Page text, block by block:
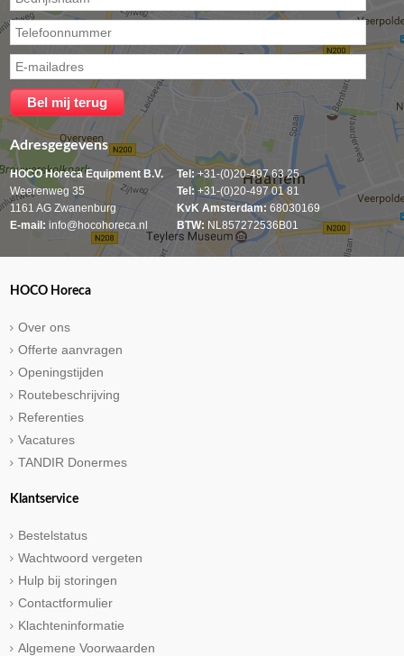
Adresgegevens
HOCO Horeca Equipment B.V.
Weerenweg 35
1161 AG Zwanenburg
E-mail: info@hocohoreca.nl
Tel: +31-(0)20-497 63 25
Tel:+31-(0)20-497 01 81
KvK Amsterdam: 68030169
BTW: NL857272536B01
HOCO Horeca
Over ons
Offerte aanvragen
Openingstijden
Routebeschrijving
Referenties
Vacatures
TANDIR Donermes
Klantservice
Bestelstatus
Wachtwoord vergeten
Hulp bij storingen
Contactformulier
Klachteninformatie
Algemene Voorwaarden